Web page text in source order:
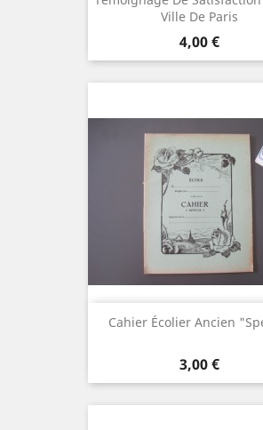
Ville De Paris
Prix
4,00 €
Cahier Écolier Ancien
Prix
3,00 €